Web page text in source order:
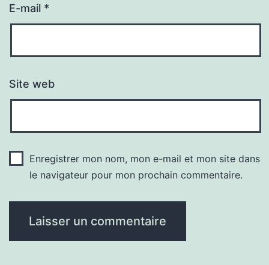
E-mail *
Site web
Enregistrer mon nom, mon e-mail et mon site dans
le navigateur pour mon prochain commentaire.